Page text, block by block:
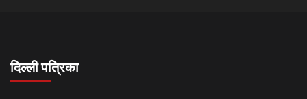
दिल्ली पत्रिका